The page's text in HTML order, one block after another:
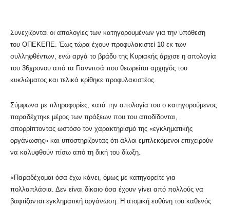
Συνεχίζονται οι απολογίες των κατηγορουμένων για την υπόθεση
του ΟΠΕΚΕΠΕ. Έως τώρα έχουν προφυλακιστεί 10 εκ των
συλληφθέντων, ενώ αργά το βράδυ της Κυριακής άρχισε η απολογία
του 36χρονου από τα Γιαννιτσά που θεωρείται αρχηγός του
κυκλώματος και τελικά κρίθηκε προφυλακιστέος.
Σύμφωνα με πληροφορίες, κατά την απολογία του ο κατηγορούμενος
παραδέχτηκε μέρος των πράξεων που του αποδίδονται,
απορρίπτοντας ωστόσο τον χαρακτηρισμό της «εγκληματικής
οργάνωσης» και υποστηρίζοντας ότι άλλοι εμπλεκόμενοι επιχειρούν
να καλυφθούν πίσω από τη δική του δίωξη.
«Παραδέχομαι όσα έχω κάνει, όμως με κατηγορείτε για
πολλαπλάσια. Δεν είναι δίκαιο όσα έχουν γίνει από πολλούς να
βαφτίζονται εγκληματική οργάνωση. Η ατομική ευθύνη του καθενός